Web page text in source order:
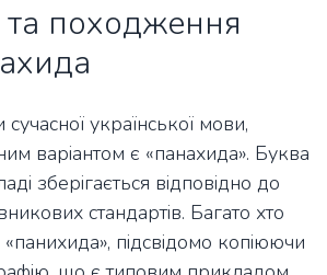
походження
української мови,
варіантом є «панахида». Буква
зберігається відповідно до
стандартів. Багато хто
підсвідомо копіюючи